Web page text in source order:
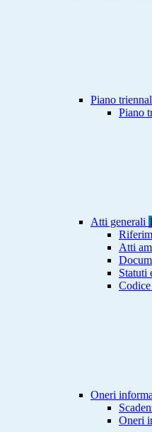
Piano
Piano
Atti generali
Atti
Statuti
Oneri
Oneri